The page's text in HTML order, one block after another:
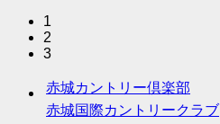
1
2
3
赤城カントリー倶楽部
赤城国際カントリークラブ